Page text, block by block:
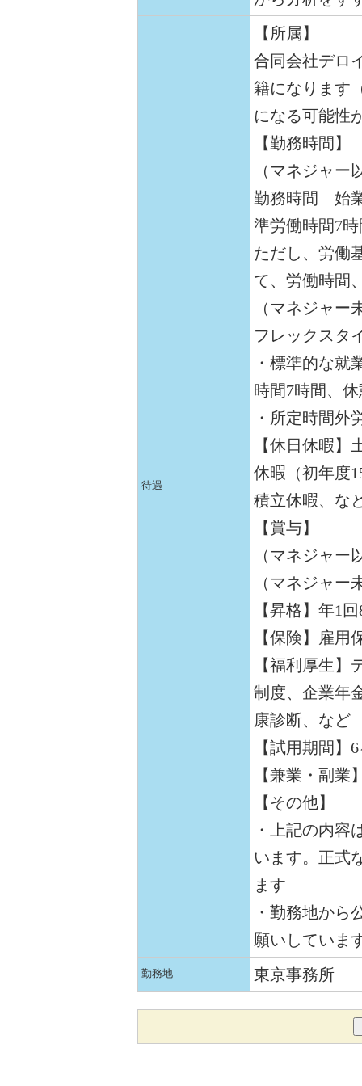
待遇
【所属】
合同会社デロ
籍になります
になる可能性
【勤務時間】
（マネジャー
勤務時間 始
準労働時間7
ただし、労働
て、労働時間
（マネジャー
フレックスタ
・標準的な
時間7時間、
・所定時間外
【休日休暇
休暇（初年度
積立休暇、な
【賞与】
（マネジャー
（マネジャー
【昇格】年1
【保険】雇
【福利厚生
制度、企業年
康診断、など
【試用期間】
【兼業・副業
【その他】
・上記の内容
います。正式
ます
・勤務地から
願いしていま
勤務地 東京事務所